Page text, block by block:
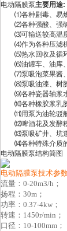
电动隔膜泵主要用途:
⑴各种剧毒、易燃
⑵各种强酸、强碱
⑶可输送较高温度
⑷作为各种压滤机
⑸热水回收及循环
⑹油罐车、油库、
⑺泵吸泡菜果酱、
⑻泵吸油漆、树胶
⑼各种瓷器轴浆水
⑽各种橡胶浆乳胶
⑾用泵为油轮驳船
⑿啤酒花及发酵粉
⒀泵吸矿井、坑道
⒁各种特殊介质的
电动隔膜泵结构简图
电动隔膜泵技术参
流量：0-20m3/h；
扬程：30m；
功率：0.37-4kw；
转速：1450r/min；
口径：10-100mm；